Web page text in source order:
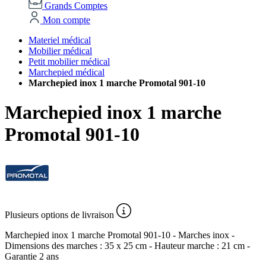
Grands Comptes
Mon compte
Materiel médical
Mobilier médical
Petit mobilier médical
Marchepied médical
Marchepied inox 1 marche Promotal 901-10
Marchepied inox 1 marche
Promotal 901-10
Plusieurs options de livraison
Marchepied inox 1 marche Promotal 901-10 - Marches inox -
Dimensions des marches : 35 x 25 cm - Hauteur marche : 21 cm -
Garantie 2 ans